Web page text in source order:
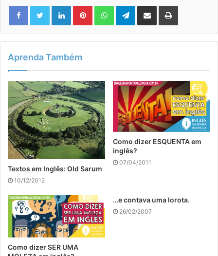
LinkedinPinterestWhatsAppTelegram
Compartilhar via e-mail Imprimir
Aprenda Também
Textos em Inglês: Old Sarum
10/12/2012
Como dizer ESQUENTA em
inglês?
07/04/2011
Como dizer SER UMA
…e contava uma lorota.
26/02/2007